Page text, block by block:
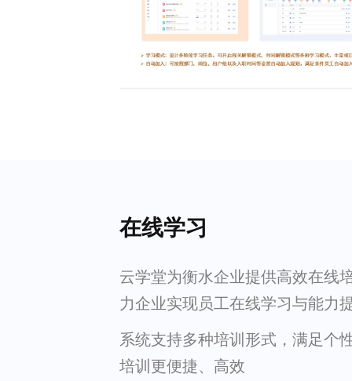
在线学习
云学堂为衡水企业提供高效在线
力企业实现员工在线学习与能力
系统支持多种培训形式，满足个
培训更便捷、高效